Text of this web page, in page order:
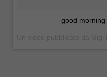
good morning